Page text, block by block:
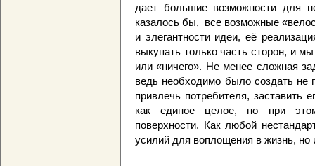
дает большие возможности для
казалось бы, все возможные
и элегантности идеи, её
выкупать только часть сторон, и
или «ничего». Не менее сложная
ведь необходимо было создать не
привлечь потребителя, заставить
как единое целое, но при этом
поверхности. Как любой
усилий для воплощения в жизнь,